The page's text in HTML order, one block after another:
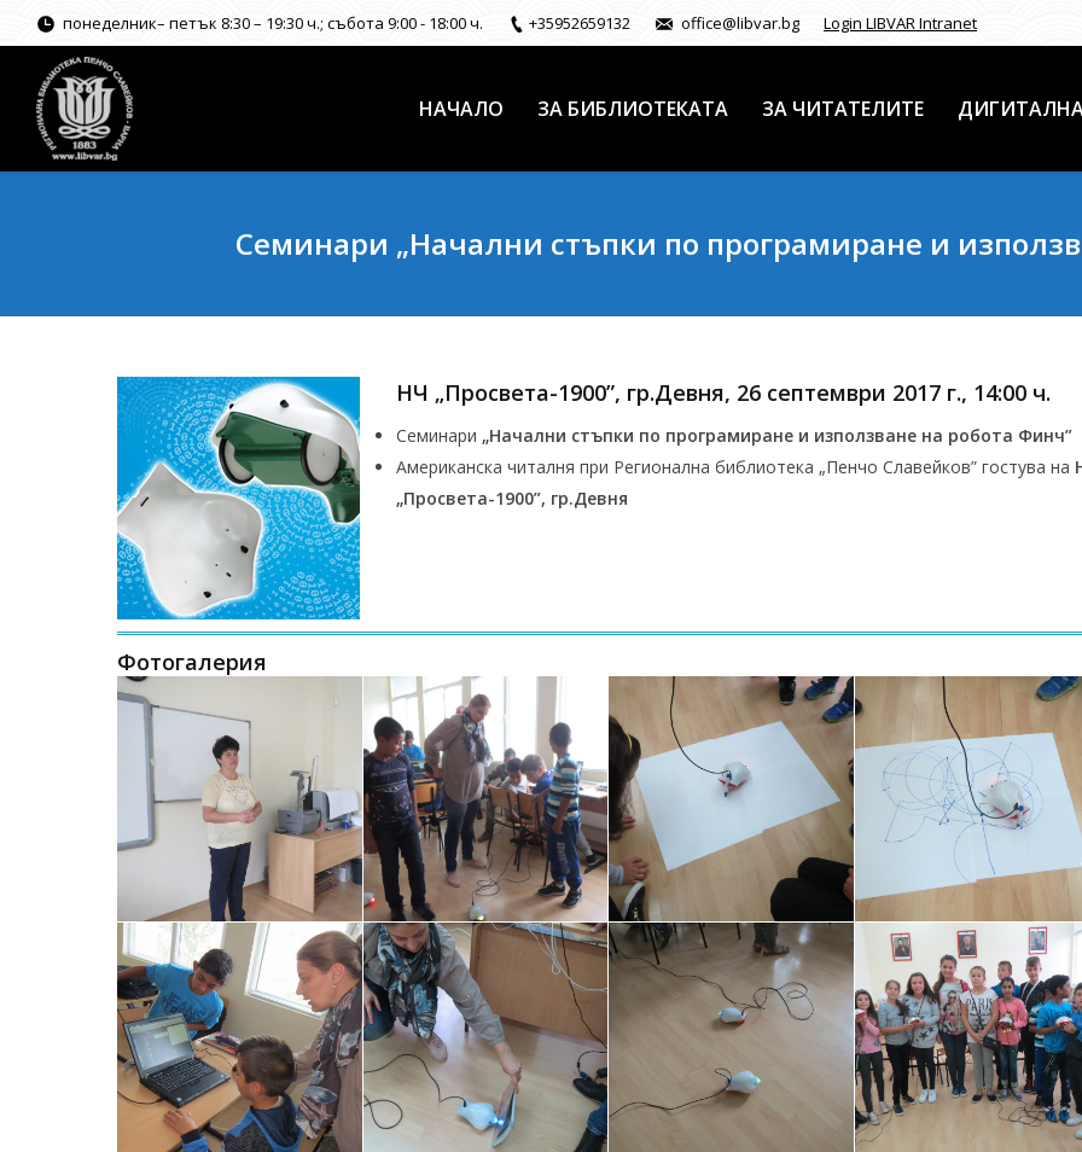
понеделник– петък 8:30 – 19:30 ч.; събота 9:00 - 18:00 ч. +35952659132 office@libvar.bg Login LIBVAR Intranet
НАЧАЛО ЗА БИБЛИОТЕКАТА ЗА ЧИТАТЕЛИТЕ
Семинари „Начални стъпки по програмиране и
НЧ „Просвета-1900”, гр.Девня, 26 септември 2017 г., 14:00 ч.
Семинари „Начални стъпки по програмиране и използване на робота Финч”
Американска читалня при Регионална библиотека „Пенчо Славейков” гостува на
„Просвета-1900”, гр.Девня
Фотогалерия